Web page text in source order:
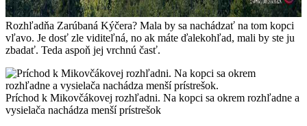
Rozhľadňa Zarúbaná Kýčera? Mala by sa nachádzať na tom kopci
vľavo. Je dosť zle viditeľná, no ak máte ďalekohľad, mali by ste ju
zbadať. Teda aspoň jej vrchnú časť.
Príchod k Mikovčákovej rozhľadni. Na kopci sa okrem rozhľadne a
vysielača nachádza menší prístrešok